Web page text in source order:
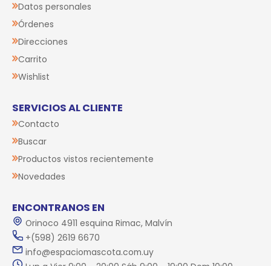
Datos personales
Órdenes
Direcciones
Carrito
Wishlist
SERVICIOS AL CLIENTE
Contacto
Buscar
Productos vistos recientemente
Novedades
ENCONTRANOS EN
Orinoco 4911 esquina Rimac, Malvín
+(598) 2619 6670
info@espaciomascota.com.uy